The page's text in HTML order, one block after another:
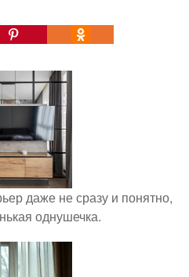
даже не сразу и понятно,
однушечка.